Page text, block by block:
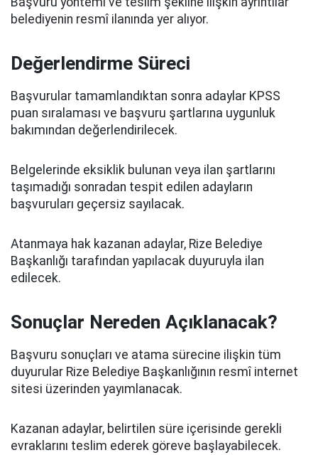
belediyenin resmî ilanında yer alıyor.
Değerlendirme Süreci
Başvurular tamamlandıktan sonra adaylar KPSS
puan sıralaması ve başvuru şartlarına uygunluk
bakımından değerlendirilecek.
Belgelerinde eksiklik bulunan veya ilan şartlarını
taşımadığı sonradan tespit edilen adayların
başvuruları geçersiz sayılacak.
Atanmaya hak kazanan adaylar, Rize Belediye
Başkanlığı tarafından yapılacak duyuruyla ilan
edilecek.
Sonuçlar Nereden Açıklanacak?
Başvuru sonuçları ve atama sürecine ilişkin tüm
duyurular Rize Belediye Başkanlığının resmî internet
sitesi üzerinden yayımlanacak.
Kazanan adaylar, belirtilen süre içerisinde gerekli
evraklarını teslim ederek göreve başlayabilecek.